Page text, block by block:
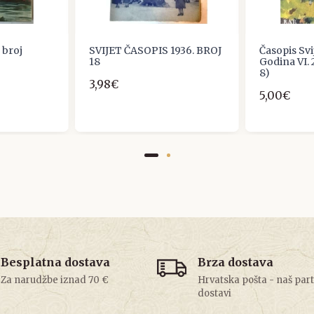
broj
SVIJET ČASOPIS 1936. BROJ
18
3,98€
Časopis
Godina VI.
8)
5,00€
Besplatna dostava
Za narudžbe iznad 70 €
Brza dostava
Hrvatska pošta - naš
dostavi